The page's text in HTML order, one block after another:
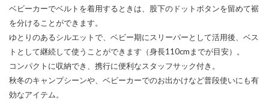
ベビーカーでベルトを着用するときは、股下のドットボタンを留めて裾
を分けることができます。
ゆとりのあるシルエットで、ベビー期にスリーパーとして活用後、ベス
トとして継続して使うことができます（身長110cmまでが目安）。
コンパクトに収納でき、携行に便利なスタッフサック付き。
秋冬のキャンプシーンや、ベビーカーでのお出かけなど普段使いにも有
効なアイテム。